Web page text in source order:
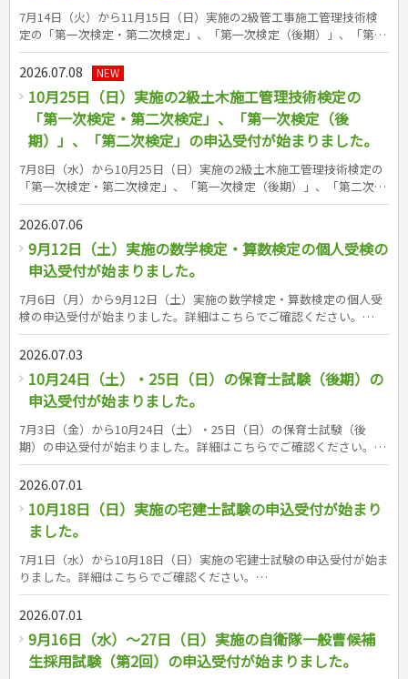
7月14日（火）から11月15日（日）実施の2級管工事施工管理技術検
定の「第一次検定・第二次検定」、「第一次検定（後期）」、「第二
次検定」の申込受付が始まりました。詳細はこちらでご確認くださ
い。https://www.jctc.jp/exam/kankouji-2/ 成美堂出版の2級管工事施
工管理技術検定対策書シリーズはこちら（書籍紹介ページへリンク）
&nbsp;
2026.07.08 NEW
10月25日（日）実施の2級土木施工管理技術検定の
「第一次検定・第二次検定」、「第一次検定（後
期）」、「第二次検定」の申込受付が始まりました。
7月8日（水）から10月25日（日）実施の2級土木施工管理技術検定の
「第一次検定・第二次検定」、「第一次検定（後期）」、「第二次検
定」の申込受付が始まりました。詳細はこちらでご確認ください。
https://www.jctc.jp/exam/doboku-2/ 成美堂出版の2級土木施工管理
技術検定対策書シリーズはこちら（書籍紹介ページへリンク）
&nbsp;&nbsp;
2026.07.06
9月12日（土）実施の数学検定・算数検定の個人受検の
申込受付が始まりました。
7月6日（月）から9月12日（土）実施の数学検定・算数検定の個人受
検の申込受付が始まりました。詳細はこちらでご確認ください。
https://www.su-gaku.net/suken/schedule/ 成美堂出版の数学検定・
算数検定対策書シリーズはこちら（書籍紹介ページへリンク）
2026.07.03
10月24日（土）・25日（日）の保育士試験（後期）の
申込受付が始まりました。
7月3日（金）から10月24日（土）・25日（日）の保育士試験（後
期）の申込受付が始まりました。詳細はこちらでご確認ください。
https://www.hoyokyo.or.jp/exam/ 成美堂出版の保育士試験対策書シ
リーズはこちら（書籍紹介ページへリンク） &nbsp;&nbsp;
&nbsp; &nbsp;&nbsp; &nbsp; &nbsp; &nbsp;
2026.07.01
10月18日（日）実施の宅建士試験の申込受付が始まり
ました。
7月1日（水）から10月18日（日）実施の宅建士試験の申込受付が始ま
りました。詳細はこちらでご確認ください。
https://www.retio.or.jp/exam/schedule/ 成美堂出版の宅建士試験対
策書シリーズはこちら（書籍紹介ページへリンク） &nbsp;
2026.07.01
9月16日（水）～27日（日）実施の自衛隊一般曹候補
生採用試験（第2回）の申込受付が始まりました。